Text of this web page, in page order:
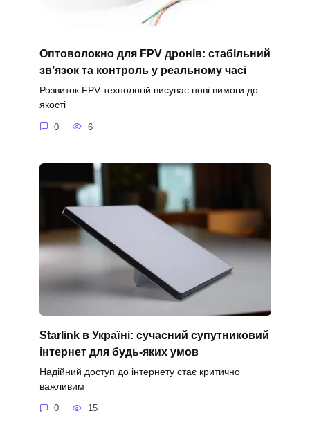
Оптоволокно для FPV дронів: стабільний
зв’язок та контроль у реальному часі
Розвиток FPV-технологій висуває нові вимоги до
якості
0 6
Starlink в Україні: сучасний супутниковий
інтернет для будь-яких умов
Надійний доступ до інтернету стає критично
важливим
0 15